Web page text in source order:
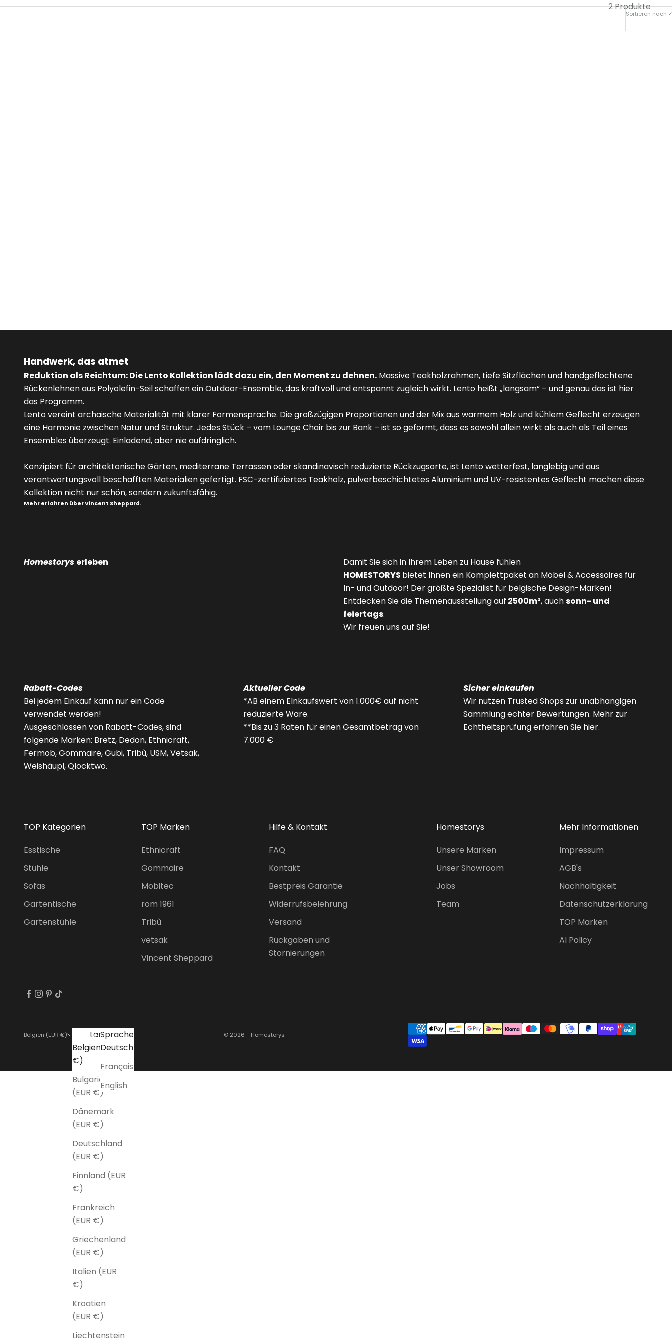
Sortieren nach
2 Produkte
Handwerk, das atmet
Reduktion als Reichtum: Die Lento Kollektion lädt dazu ein, den Moment zu dehnen. Massive Teakholzrahmen, tiefe Sitzflächen und handgeflochtene
Rückenlehnen aus Polyolefin-Seil schaffen ein Outdoor-Ensemble, das kraftvoll und entspannt zugleich wirkt. Lento heißt „langsam“ – und genau das ist hier
das Programm.
Lento vereint archaische Materialität mit klarer Formensprache. Die großzügigen Proportionen und der Mix aus warmem Holz und kühlem Geflecht erzeugen
eine Harmonie zwischen Natur und Struktur. Jedes Stück – vom Lounge Chair bis zur Bank – ist so geformt, dass es sowohl allein wirkt als auch als Teil eines
Ensembles überzeugt. Einladend, aber nie aufdringlich.
Konzipiert für architektonische Gärten, mediterrane Terrassen oder skandinavisch reduzierte Rückzugsorte, ist Lento wetterfest, langlebig und aus
verantwortungsvoll beschafften Materialien gefertigt. FSC-zertifiziertes Teakholz, pulverbeschichtetes Aluminium und UV-resistentes Geflecht machen diese
Kollektion nicht nur schön, sondern zukunftsfähig.
Mehr erfahren über Vincent Sheppard.
Homestorys erleben
Damit Sie sich in Ihrem Leben zu Hause fühlen
HOMESTORYS bietet Ihnen ein Komplettpaket an Möbel & Accessoires für
In- und Outdoor! Der größte Spezialist für belgische Design-Marken!
Entdecken Sie die Themenausstellung auf 2500m², auchsonn- und
feiertags.
Wir freuen uns auf Sie!
Rabatt-Codes
Bei jedem Einkauf kann nur ein Code
verwendet werden!
Ausgeschlossen von Rabatt-Codes, sind
folgende Marken: Bretz, Dedon, Ethnicraft,
Fermob, Gommaire, Gubi, Tribù, USM, Vetsak,
Weishäupl, Qlocktwo.
Aktueller Code
*AB einem EInkaufswert von 1.000€ auf nicht
reduzierte Ware.
**Bis zu 3 Raten für einen Gesamtbetrag von
7.000 €
Sicher einkaufen
Wir nutzen Trusted Shops zur unabhängigen
Sammlung echter Bewertungen. Mehr zur
Echtheitsprüfung erfahren Sie hier.
TOP Kategorien
Esstische
Stühle
Sofas
Gartentische
Gartenstühle
TOP Marken
Ethnicraft
Gommaire
Mobitec
rom 1961
Tribù
vetsak
Vincent Sheppard
Hilfe & Kontakt
FAQ
Kontakt
Bestpreis Garantie
Widerrufsbelehrung
Versand
Rückgaben und
Stornierungen
Homestorys
Unsere Marken
Unser Showroom
Jobs
Team
Mehr Informationen
Impressum
AGB's
Nachhaltigkeit
Datenschutzerklärung
TOP Marken
AI Policy
Belgien (EUR €)
Land
Belgien (EUR
€)
Bulgarien
(EUR €)
Dänemark
(EUR €)
Deutschland
(EUR €)
Finnland (EUR
€)
Frankreich
(EUR €)
Griechenland
(EUR €)
Italien (EUR
€)
Kroatien
(EUR €)
Liechtenstein
Deutsch
Sprache
Deutsch
Français
English
© 2026 - Homestorys